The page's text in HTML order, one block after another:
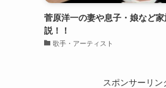
菅原洋一の妻や息子・娘など
説！！
歌手・アーティスト
スポンサーリン